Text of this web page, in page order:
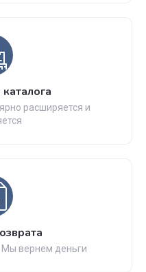
расширяется и
Мы вернем деньги